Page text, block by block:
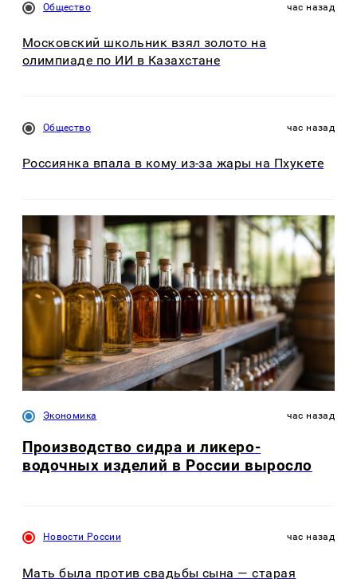
Общество час назад
Московский школьник взял золото на
олимпиаде по ИИ в Казахстане
Общество час назад
Россиянка впала в кому из-за жары на Пхукете
Экономика час назад
Производство сидра и ликеро-
водочных изделий в России выросло
Новости России час назад
Мать была против свадьбы сына — старая